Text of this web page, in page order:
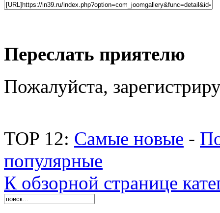
Переслать приятелю
Пожалуйста,
TOP 12: Самые новые -
популярные
К обзорной странице